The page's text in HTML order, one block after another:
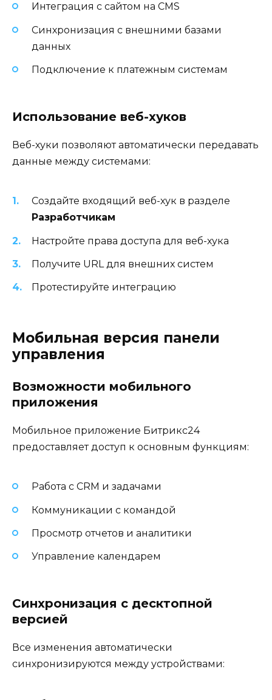
Интеграция с сайтом на CMS
Синхронизация с внешними базами
данных
Подключение к платежным системам
Использование веб-хуков
Веб-хуки позволяют автоматически передавать
данные между системами:
Создайте входящий веб-хук в разделе
Разработчикам
Настройте права доступа для веб-хука
Получите URL для внешних систем
Протестируйте интеграцию
Мобильная версия панели
управления
Возможности мобильного
приложения
Мобильное приложение Битрикс24
предоставляет доступ к основным функциям:
Работа с CRM и задачами
Коммуникации с командой
Просмотр отчетов и аналитики
Управление календарем
Синхронизация с десктопной
версией
Все изменения автоматически
синхронизируются между устройствами: